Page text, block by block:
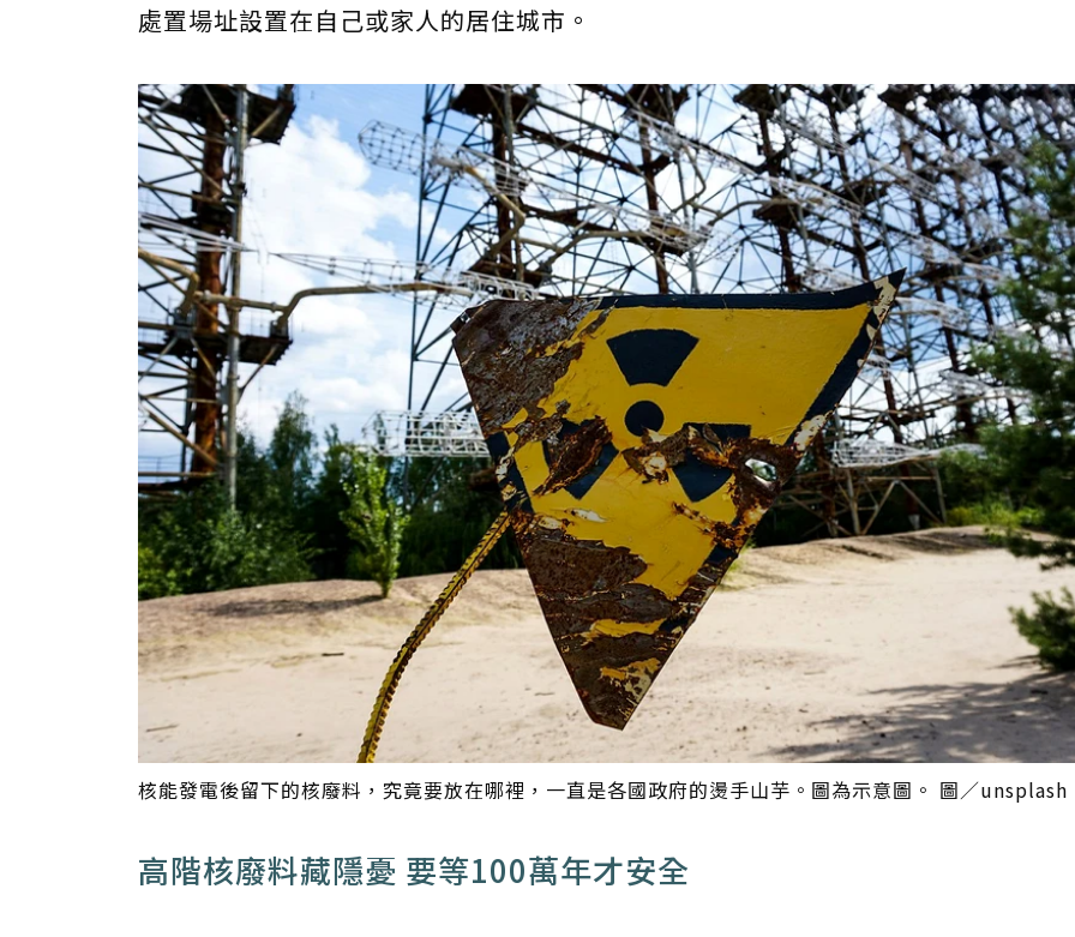
處置場址設置在自己或家人的居住城市。
核能發電後留下的核廢料，究竟要放在哪裡，一直是各國政府的燙手山芋。圖為示意圖。 圖／unsplash
高階核廢料藏隱憂 要等100萬年才安全